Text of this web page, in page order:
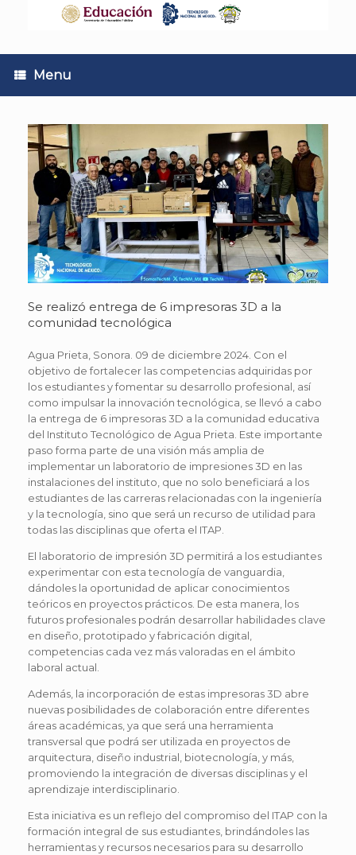
Menu
Se realizó entrega de 6 impresoras 3D a la
comunidad tecnológica
Agua Prieta, Sonora. 09 de diciembre 2024. Con el
objetivo de fortalecer las competencias adquiridas por
los estudiantes y fomentar su desarrollo profesional, así
como impulsar la innovación tecnológica, se llevó a cabo
la entrega de 6 impresoras 3D a la comunidad educativa
del Instituto Tecnológico de Agua Prieta. Este importante
paso forma parte de una visión más amplia de
implementar un laboratorio de impresiones 3D en las
instalaciones del instituto, que no solo beneficiará a los
estudiantes de las carreras relacionadas con la ingeniería
y la tecnología, sino que será un recurso de utilidad para
todas las disciplinas que oferta el ITAP.
El laboratorio de impresión 3D permitirá a los estudiantes
experimentar con esta tecnología de vanguardia,
dándoles la oportunidad de aplicar conocimientos
teóricos en proyectos prácticos. De esta manera, los
futuros profesionales podrán desarrollar habilidades clave
en diseño, prototipado y fabricación digital,
competencias cada vez más valoradas en el ámbito
laboral actual.
Además, la incorporación de estas impresoras 3D abre
nuevas posibilidades de colaboración entre diferentes
áreas académicas, ya que será una herramienta
transversal que podrá ser utilizada en proyectos de
arquitectura, diseño industrial, biotecnología, y más,
promoviendo la integración de diversas disciplinas y el
aprendizaje interdisciplinario.
Esta iniciativa es un reflejo del compromiso del ITAP con la
formación integral de sus estudiantes, brindándoles las
herramientas y recursos necesarios para su desarrollo